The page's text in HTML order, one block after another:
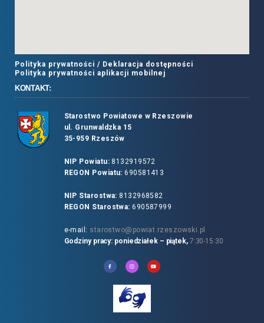
Polityka prywatności / Deklaracja dostępności
Polityka prywatności aplikacji mobilnej
KONTAKT:
Starostwo Powiatowe w Rzeszowie
ul. Grunwaldzka 15
35-959 Rzeszów
NIP Powiatu:8132919572
REGON Powiatu: 690581413
NIP Starostwa: 8132968582
REGON Starostwa: 690587999
e-mail: starostwo@powiat.rzeszowski.pl
Godziny pracy: poniedziałek – piątek, 7:30-15:30